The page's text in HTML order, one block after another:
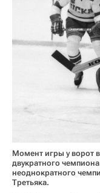
Момент игры у ворот
двукратного
неоднократного
Третьяка.